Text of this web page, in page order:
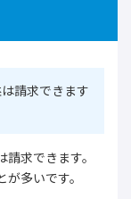
請求できます
求できます。
多いです。